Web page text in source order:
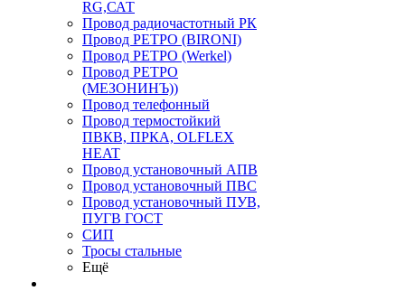
RG,САТ
Провод радиочастотный РК
Провод РЕТРО (BIRONI)
Провод РЕТРО (Werkel)
Провод РЕТРО
(МЕЗОНИНЪ))
Провод телефонный
Провод термостойкий
ПВКВ, ПРКА, OLFLEX
HEAT
Провод установочный АПВ
Провод установочный ПВС
Провод установочный ПУВ,
ПУГВ ГОСТ
СИП
Тросы стальные
Ещё